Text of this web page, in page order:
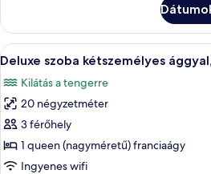
részleges
kilátással
a
tengerre
részleges
kilátással
a
további
részletei
A
következő
szoba
összes
képének
megtekintése:
Deluxe
Egy
8
Deluxe szoba kétszemélyes
Kilátás a tengerre
20 négyzetméter
3 férőhely
1 queen (nagyméretű) franciaágy
Ingyenes wifi